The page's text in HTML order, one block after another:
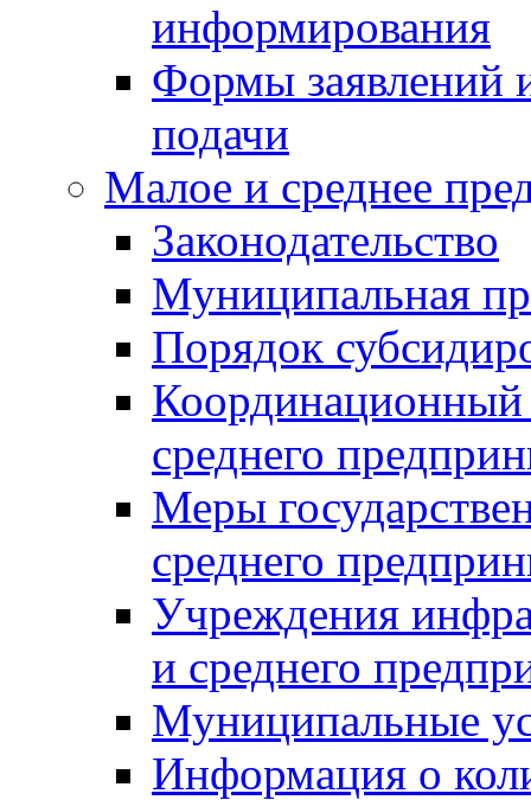
информирования
Формы заявлений
подачи
Малое и среднее
Законодательство
Муниципальная
Порядок
Координационный
среднего
Меры
среднего
Учреждения
и среднего
Муниципальные
Информация о